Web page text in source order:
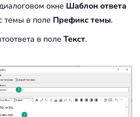
окне Шаблон ответа
темы в поле Префикс темы.
в поле Текст.